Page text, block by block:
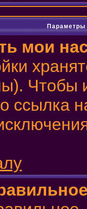
Параметры
мои
Чтобы
ссылка